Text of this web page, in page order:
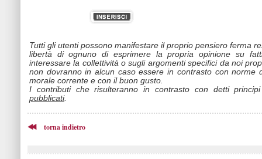
Tutti gli utenti possono manifestare il proprio pensiero ferma
libertà di ognuno di esprimere la propria opinione su
interessare la collettività o sugli argomenti specifici da noi
non dovranno in alcun caso essere in contrasto con norme
morale corrente e con il buon gusto.
I contributi che risulteranno in contrasto con detti
pubblicati.
torna indietro